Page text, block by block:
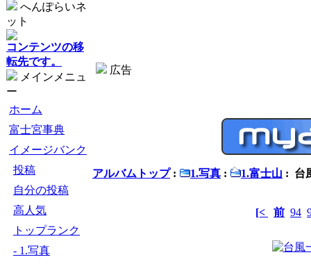
へんぽらいネ
ット
コンテンツの移
転先です。
メインメニュ
ー
ホーム
富士宮事典
イメージバンク
投稿
自分の投稿
高人気
トップランク
- 1.写真
広告
アルバムトップ: 1.写真 : 1.富士山 : 台
[< 前 94